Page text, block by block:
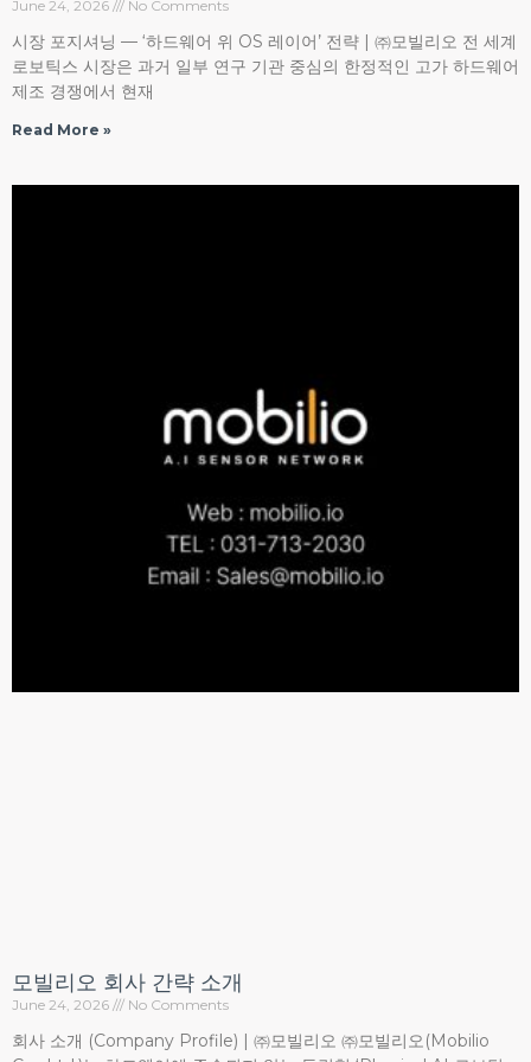
June 24, 2026 No Comments
시장 포지셔닝 — ‘하드웨어 위 OS 레이어’ 전략 | ㈜모빌리오 전 세계
로보틱스 시장은 과거 일부 연구 기관 중심의 한정적인 고가 하드웨어
제조 경쟁에서 현재
Read More »
모빌리오 회사 간략 소개
June 24, 2026 No Comments
회사 소개 (Company Profile) | ㈜모빌리오 ㈜모빌리오(Mobilio